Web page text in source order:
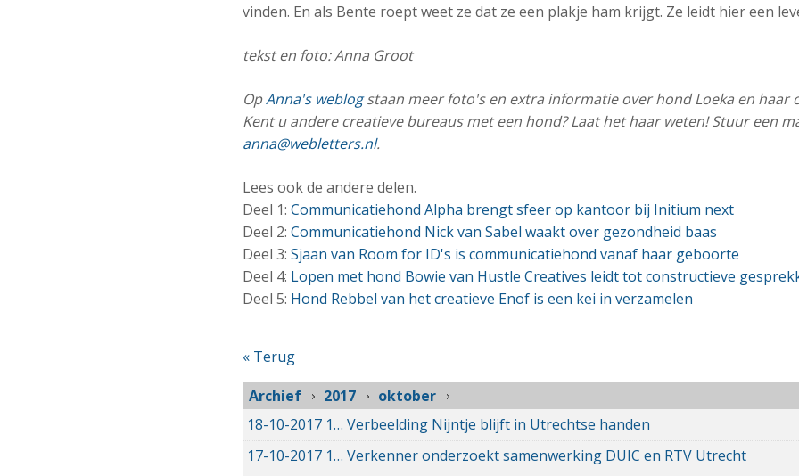
vinden. En als Bente roept weet ze dat ze een plakje ham krijgt. Ze leidt hier een
tekst en foto: Anna Groot
OpAnna's weblogstaan meer foto's en extra informatie over hond Loeka en haar
Kent u andere creatieve bureaus met een hond? Laat het haar weten! Stuur een
anna@webletters.nl.
Lees ook de andere delen.
Deel 1: Communicatiehond Alpha brengt sfeer op kantoor bij Initium next
Deel 2: Communicatiehond Nick van Sabel waakt over gezondheid baas
Deel 3: Sjaan van Room for ID's is communicatiehond vanaf haar geboorte
Deel 4: Lopen met hond Bowie van Hustle Creatives leidt tot constructieve
Deel 5: Hond Rebbel van het creatieve Enof is een kei in verzamelen
« Terug
Archief
2017
oktober
18-10-2017 18-10-2017 16:38
Verbeelding Nijntje blijft in Utrechtse handen
17-10-2017 17-10-2017 13:53
Verkenner onderzoekt samenwerking DUIC en RTV Utrecht